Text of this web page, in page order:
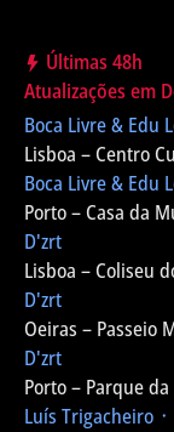
Últimas 48h
Atualizações em
Boca Livre & Edu
Lisboa – Centro
Boca Livre & Edu
Porto – Casa da
D'zrt
Lisboa – Coliseu
D'zrt
Oeiras – Passeio
D'zrt
Porto – Parque
Luís Trigacheiro